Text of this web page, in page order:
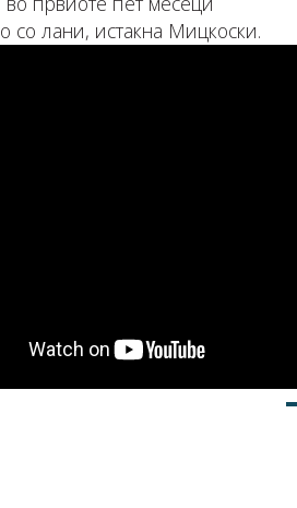
со лани, истакна Мицкоски.